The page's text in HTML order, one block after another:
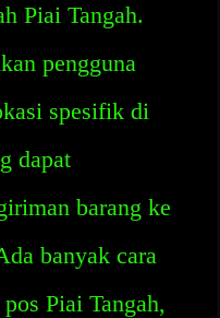
Piai Tangah.
pengguna
spesifik di
dapat
barang ke
banyak cara
Piai Tangah,